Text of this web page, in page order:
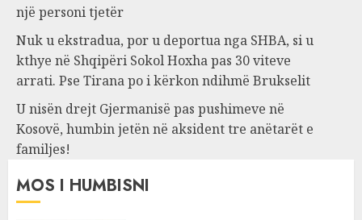
një personi tjetër
Nuk u ekstradua, por u deportua nga SHBA, si u
kthye në Shqipëri Sokol Hoxha pas 30 viteve
arrati. Pse Tirana po i kërkon ndihmë Brukselit
U nisën drejt Gjermanisë pas pushimeve në
Kosovë, humbin jetën në aksident tre anëtarët e
familjes!
MOS I HUMBISNI